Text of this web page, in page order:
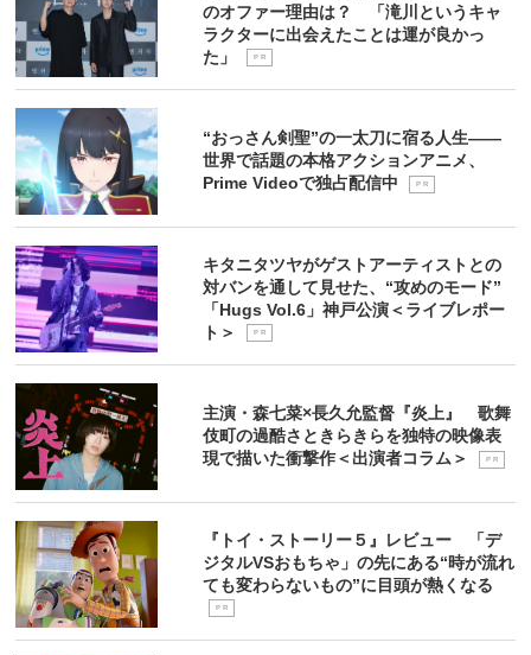
のオファー理由は？ 「滝川というキャ
ラクターに出会えたことは運が良かっ
た」
P R
“おっさん剣聖”の一太刀に宿る人生――
世界で話題の本格アクションアニメ、
Prime Videoで独占配信中
P R
キタニタツヤがゲストアーティストとの
対バンを通して見せた、“攻めのモード”
「Hugs Vol.6」神戸公演＜ライブレポー
ト＞
P R
主演・森七菜×長久允監督『炎上』 歌舞
伎町の過酷さときらきらを独特の映像表
現で描いた衝撃作＜出演者コラム＞
P R
『トイ・ストーリー５』レビュー 「デ
ジタルVSおもちゃ」の先にある“時が流れ
ても変わらないもの”に目頭が熱くなる
P R